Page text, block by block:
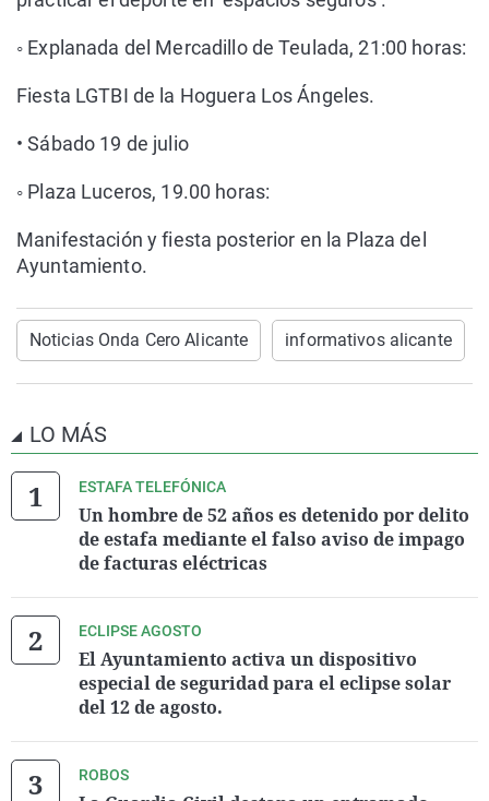
◦ Explanada del Mercadillo de Teulada, 21:00 horas:
Fiesta LGTBI de la Hoguera Los Ángeles.
• Sábado 19 de julio
◦ Plaza Luceros, 19.00 horas:
Manifestación y fiesta posterior en la Plaza del
Ayuntamiento.
Noticias Onda Cero Alicante informativos alicante
LO MÁS
ESTAFA TELEFÓNICA
Un hombre de 52 años es detenido por delito
de estafa mediante el falso aviso de impago
de facturas eléctricas
ECLIPSE AGOSTO
El Ayuntamiento activa un dispositivo
especial de seguridad para el eclipse solar
del 12 de agosto.
ROBOS